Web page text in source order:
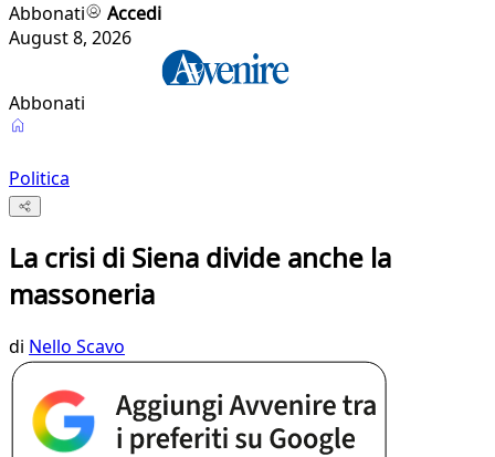
Abbonati
Accedi
August 8, 2026
Abbonati
Politica
La crisi di Siena divide anche la
massoneria
di Nello Scavo